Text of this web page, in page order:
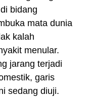
bidang
mata dunia
kalah
menular.
jarang terjadi
garis
sedang diuji.